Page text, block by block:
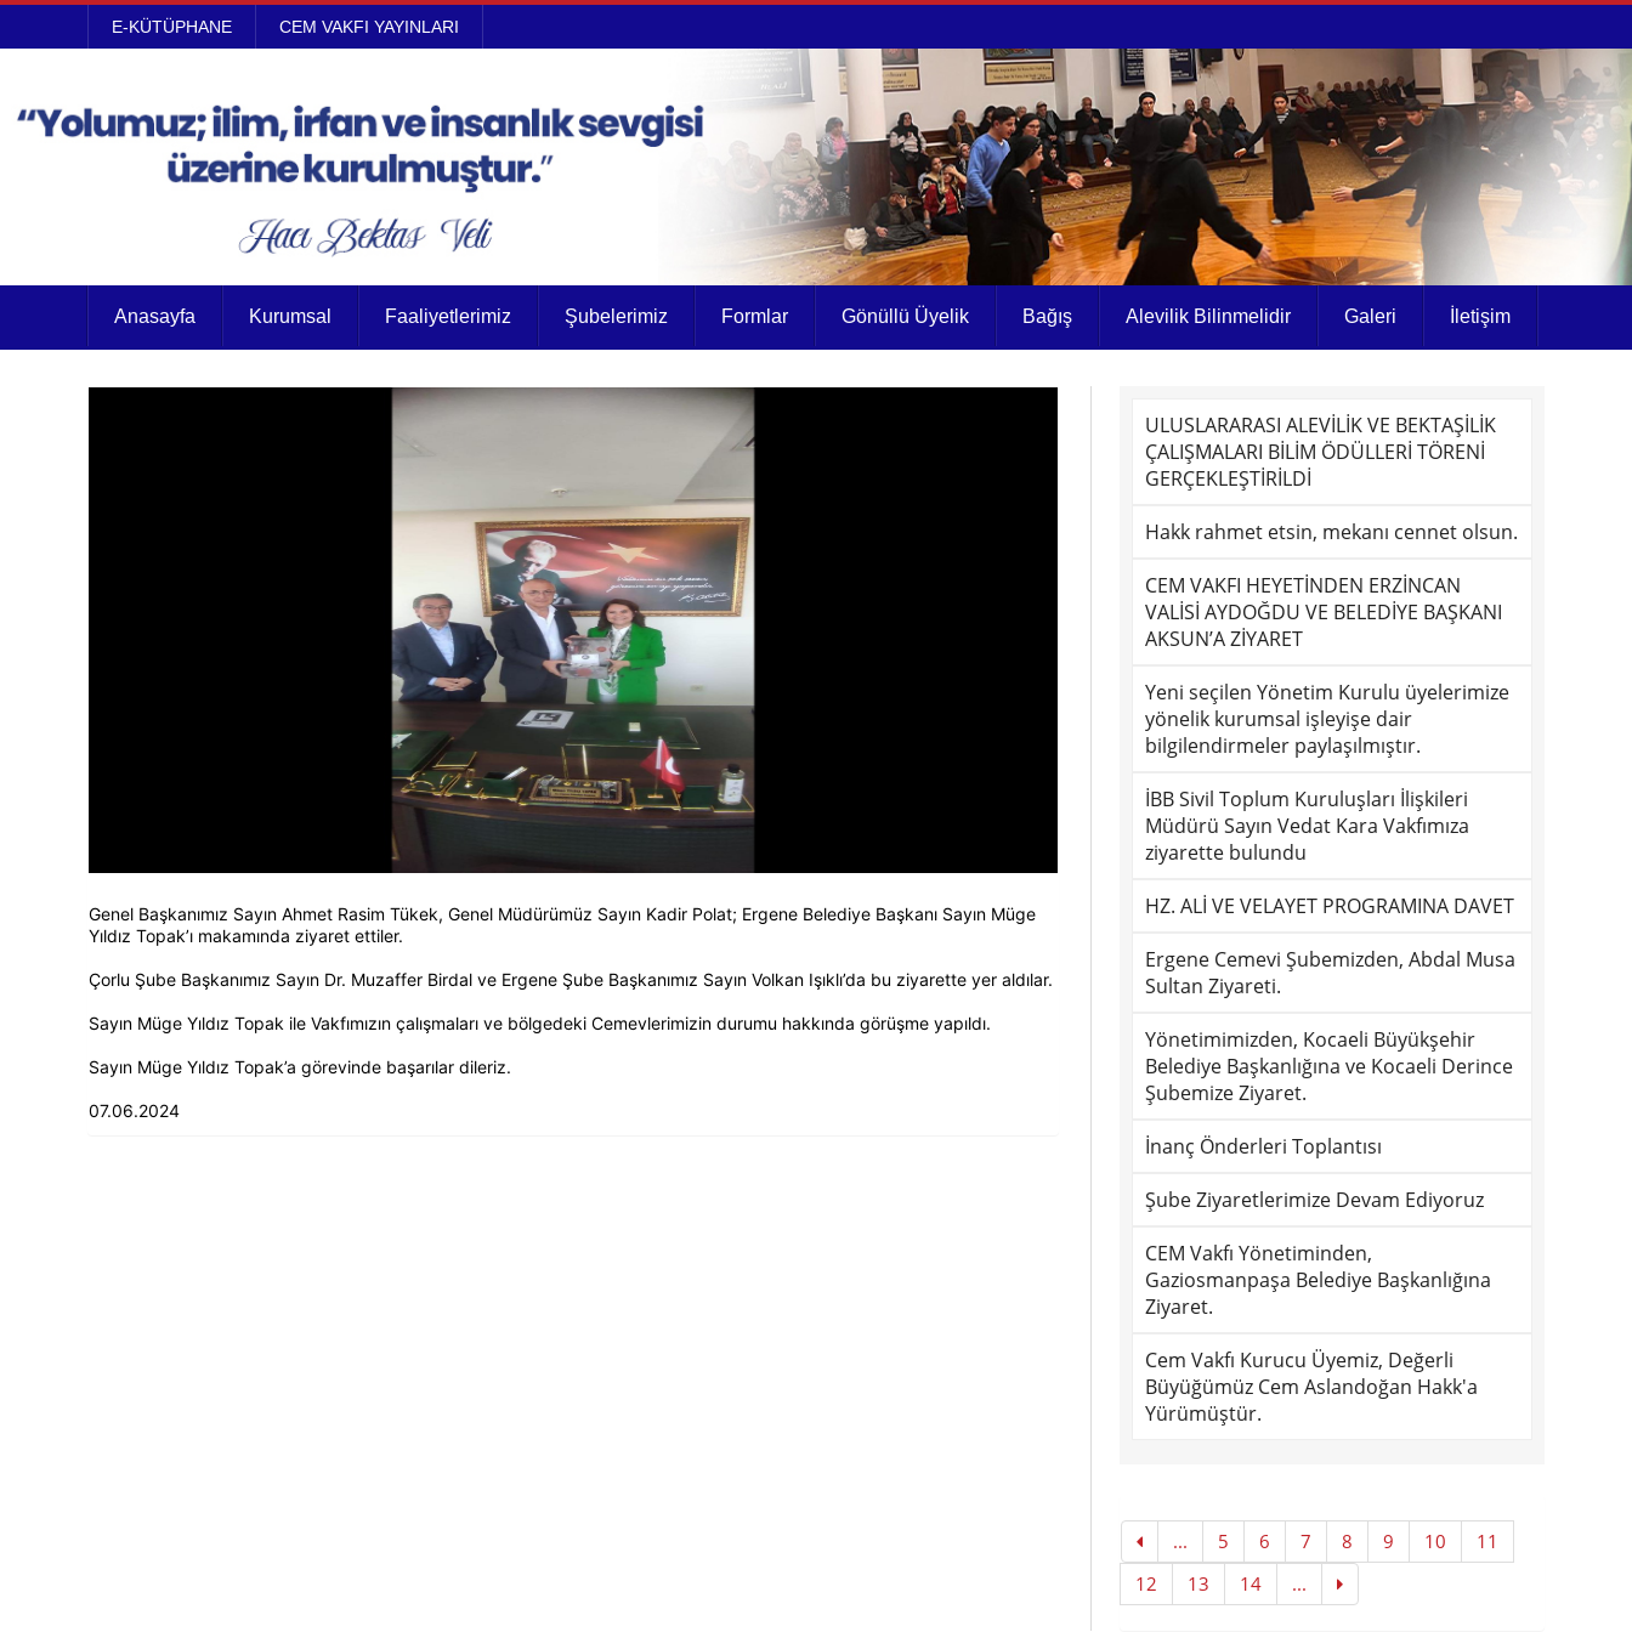
E-KÜTÜPHANE CEM VAKFI YAYINLARI
Anasayfa Kurumsal Faaliyetlerimiz Şubelerimiz Formlar Gönüllü Üyelik Bağış Alevilik Bilinmelidir Galeri İletişim
Genel Başkanımız Sayın Ahmet Rasim Tükek, Genel Müdürümüz Sayın Kadir Polat; Ergene Belediye Başkanı Sayın Müge
Yıldız Topak’ı makamında ziyaret ettiler.
Çorlu Şube Başkanımız Sayın Dr. Muzaffer Birdal ve Ergene Şube Başkanımız Sayın Volkan Işıklı’da bu ziyarette yer aldılar.
Sayın Müge Yıldız Topak ile Vakfımızın çalışmaları ve bölgedeki Cemevlerimizin durumu hakkında görüşme yapıldı.
Sayın Müge Yıldız Topak’a görevinde başarılar dileriz.
07.06.2024
ULUSLARARASI ALEVİLİK VE BEKTAŞİLİK
ÇALIŞMALARI BİLİM ÖDÜLLERİ TÖRENİ
GERÇEKLEŞTİRİLDİ
Hakk rahmet etsin, mekanı cennet olsun.
CEM VAKFI HEYETİNDEN ERZİNCAN
VALİSİ AYDOĞDU VE BELEDİYE BAŞKANI
AKSUN’A ZİYARET
Yeni seçilen Yönetim Kurulu üyelerimize
yönelik kurumsal işleyişe dair
bilgilendirmeler paylaşılmıştır.
İBB Sivil Toplum Kuruluşları İlişkileri
Müdürü Sayın Vedat Kara Vakfımıza
ziyarette bulundu
HZ. ALİ VE VELAYET PROGRAMINA DAVET
Ergene Cemevi Şubemizden, Abdal Musa
Sultan Ziyareti.
Yönetimimizden, Kocaeli Büyükşehir
Belediye Başkanlığına ve Kocaeli Derince
Şubemize Ziyaret.
İnanç Önderleri Toplantısı
Şube Ziyaretlerimize Devam Ediyoruz
CEM Vakfı Yönetiminden,
Gaziosmanpaşa Belediye Başkanlığına
Ziyaret.
Cem Vakfı Kurucu Üyemiz, Değerli
Büyüğümüz Cem Aslandoğan Hakk'a
Yürümüştür.
... 5 6 7 8 9 10
11
12
13 14 ...